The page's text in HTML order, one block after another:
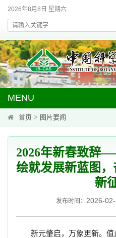
2026年8月8日 星期六
MENU
首页 > 图片要闻
2026年新春致辞
绘就发展新蓝图
新
发布时间： 2026-
新元肇启，万象更新。值